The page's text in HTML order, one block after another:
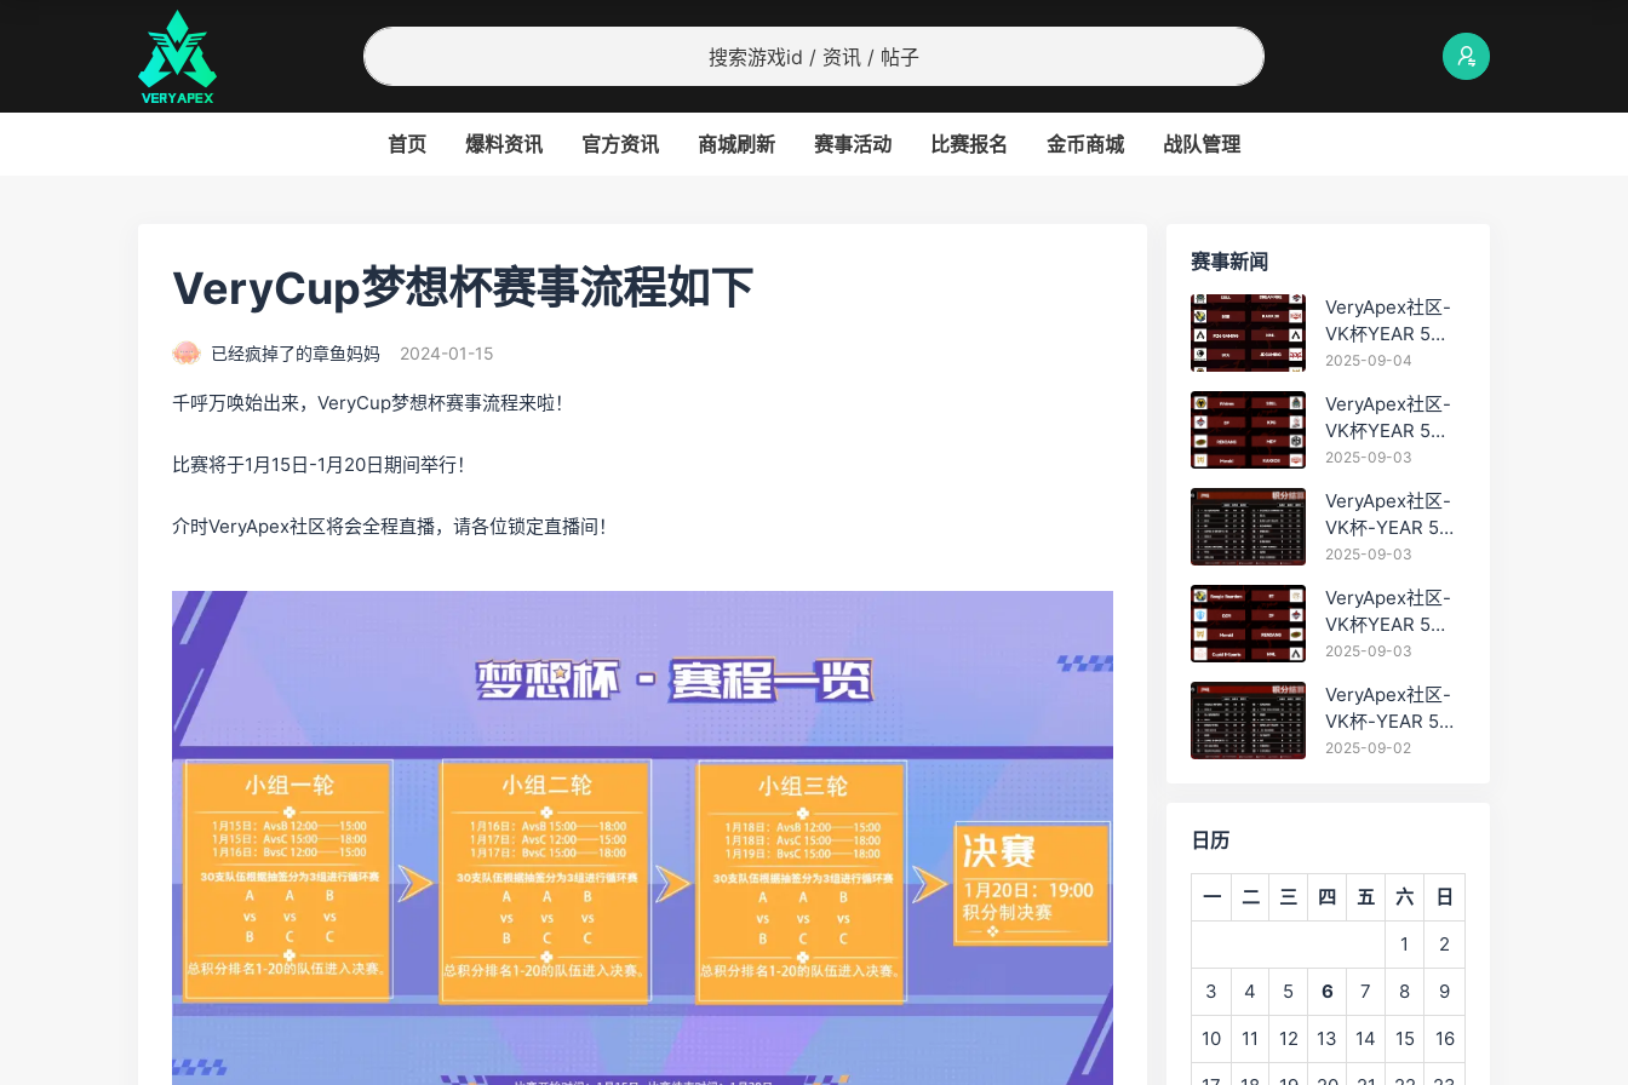
首页 爆料资讯 官方资讯 商城刷新 赛事活动 比赛报名 金币商城 战队管理
VeryCup梦想杯赛事流程如下
已经疯掉了的章鱼妈妈 2024-01-15
千呼万唤始出来，VeryCup梦想杯赛事流程来啦！
比赛将于1月15日-1月20日期间举行！
介时VeryApex社区将会全程直播，请各位锁定直播间！
赛事新闻
VeryApex社区-
VK杯YEAR 5
PRO训练赛
2025-09-04
VeryApex社区-
VK杯YEAR 5
PRO训练赛
2025-09-03
VeryApex社区-
VK杯-YEAR 5
PRO训练赛
名积分：
2025-09-03
VeryApex社区-
VK杯YEAR 5
PRO训练赛
如图:
2025-09-03
VeryApex社区-
VK杯-YEAR 5
PRO训练赛
2025-09-02
日历
一 二 三 四 五 六 日
1 2
3 4 5 6 7 8 9
10 11 12 13 14 15 16